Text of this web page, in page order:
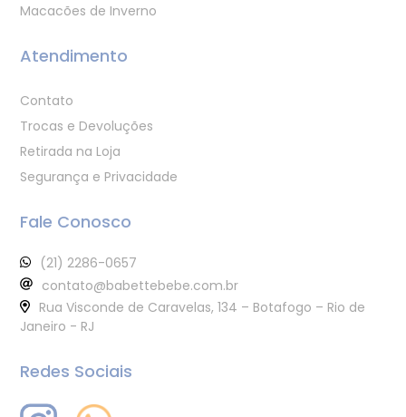
Macacões de Inverno
Atendimento
Contato
Trocas e Devoluções
Retirada na Loja
Segurança e Privacidade
Fale Conosco
(21) 2286-0657
contato@babettebebe.com.br
Rua Visconde de Caravelas, 134 – Botafogo – Rio de
Janeiro - RJ
Redes Sociais